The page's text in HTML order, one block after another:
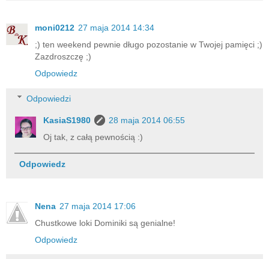
moni0212 27 maja 2014 14:34
;) ten weekend pewnie długo pozostanie w Twojej pamięci ;)
Zazdroszczę ;)
Odpowiedz
Odpowiedzi
KasiaS1980
28 maja 2014 06:55
Oj tak, z całą pewnością :)
Odpowiedz
Nena 27 maja 2014 17:06
Chustkowe loki Dominiki są genialne!
Odpowiedz